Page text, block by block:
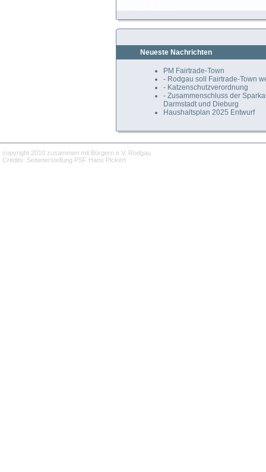
Neueste Nachrichten
PM Fairtrade-Town
- Rodgau soll Fairtrade-Town
- Katzenschutzverordnung
- Zusammenschluss der
Darmstadt und Dieburg
Haushaltsplan 2025 Entwurf
copyright 2010 zusammen mit Bürgern e.V. Rodgau
Credits: Seitenerstellung PSF Hans Pickert